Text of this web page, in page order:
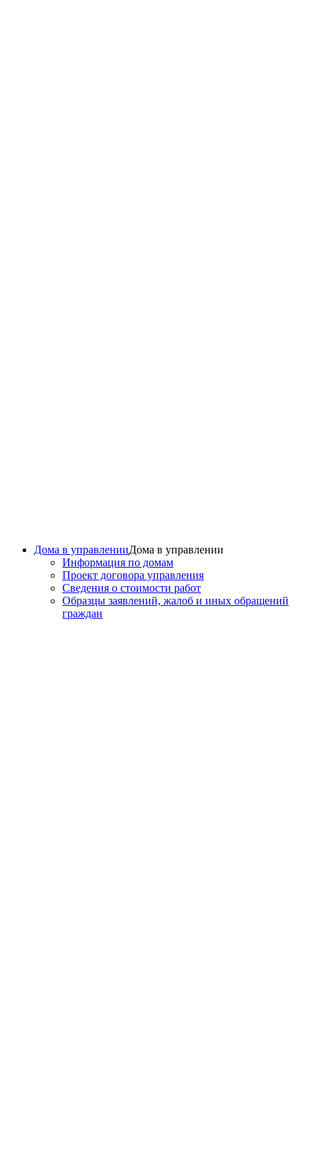
Дома в управленииДома в управлении
Информация по домам
Проект договора управления
Сведения о стоимости работ
Образцы заявлений, жалоб и иных обращений
граждан